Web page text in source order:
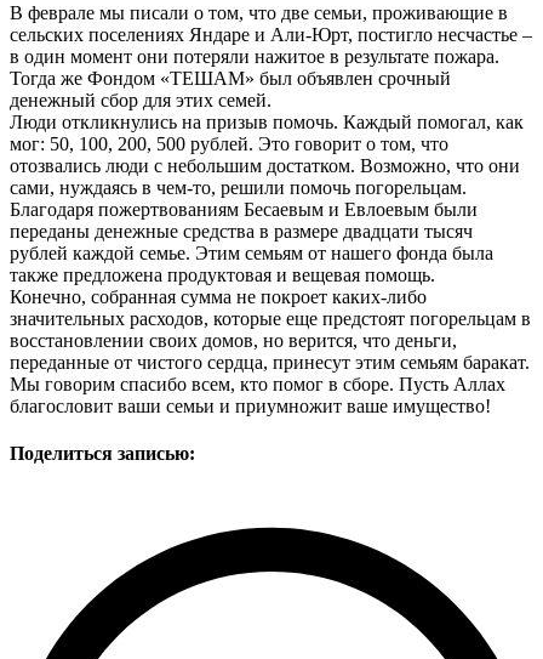
В феврале мы писали о том, что две семьи, проживающие в
сельских поселениях Яндаре и Али-Юрт, постигло несчастье –
в один момент они потеряли нажитое в результате пожара.
Тогда же Фондом «ТЕШАМ» был объявлен срочный
денежный сбор для этих семей.
Люди откликнулись на призыв помочь. Каждый помогал, как
мог: 50, 100, 200, 500 рублей. Это говорит о том, что
отозвались люди с небольшим достатком. Возможно, что они
сами, нуждаясь в чем-то, решили помочь погорельцам.
Благодаря пожертвованиям Бесаевым и Евлоевым были
переданы денежные средства в размере двадцати тысяч
рублей каждой семье. Этим семьям от нашего фонда была
также предложена продуктовая и вещевая помощь.
Конечно, собранная сумма не покроет каких-либо
значительных расходов, которые еще предстоят погорельцам в
восстановлении своих домов, но верится, что деньги,
переданные от чистого сердца, принесут этим семьям баракат.
Мы говорим спасибо всем, кто помог в сборе. Пусть Аллах
благословит ваши семьи и приумножит ваше имущество!
Поделиться записью: